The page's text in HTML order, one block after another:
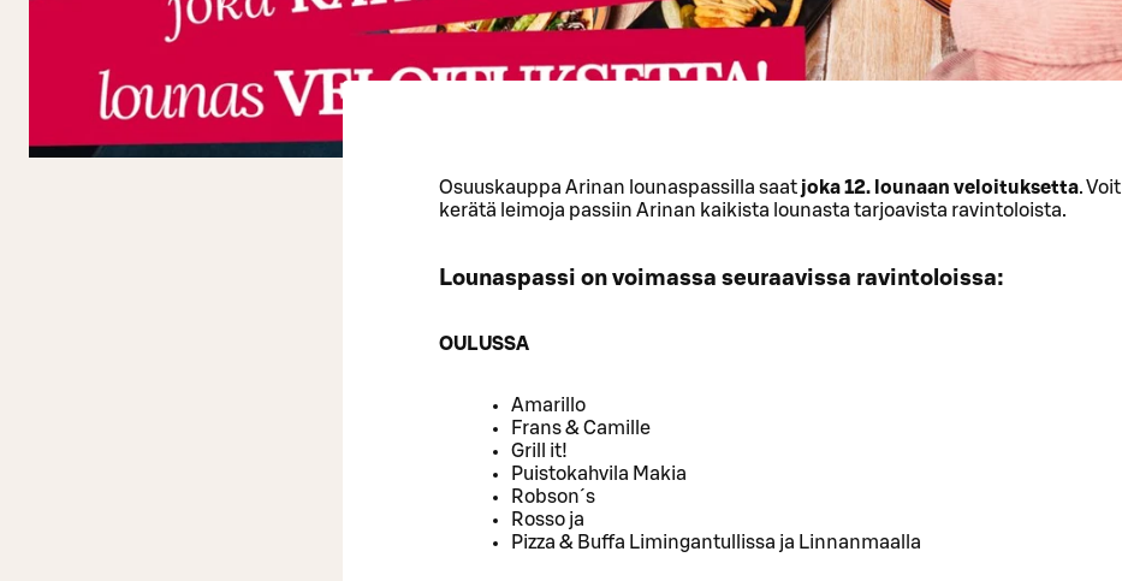
Osuuskauppa Arinan lounaspassilla saat joka 12. lounaan veloituksetta. Voit
kerätä leimoja passiin Arinan kaikista lounasta tarjoavista ravintoloista.
Lounaspassi on voimassa seuraavissa ravintoloissa:
OULUSSA
Amarillo
Frans & Camille
Grill it!
Puistokahvila Makia
Robson´s
Rosso ja
Pizza & Buffa Limingantullissa ja Linnanmaalla